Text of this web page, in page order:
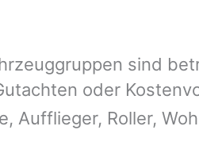
sind
oder
Aufflieger, Roller,